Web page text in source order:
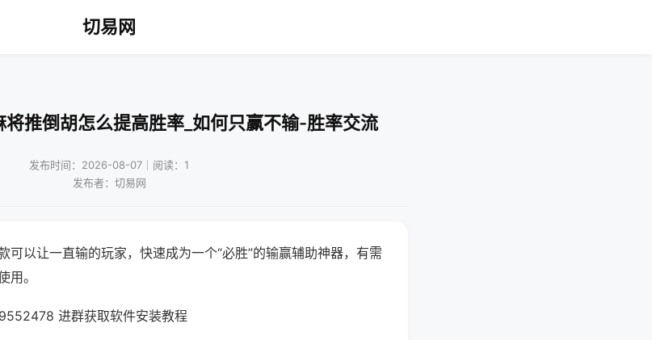
切易网
推倒胡怎么提高胜率_如何只赢不输-胜率交流
发布时间：2026-08-07｜阅读：1
发布者：切易网
可以让一直输的玩家，快速成为一个“必胜”的输赢辅助神器，有需
用。
进群获取软件安装教程